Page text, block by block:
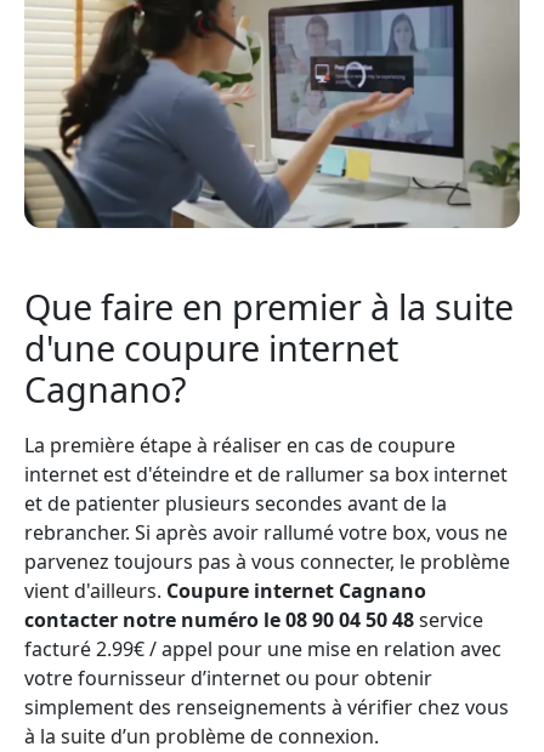
Que faire en premier à la suite
d'une coupure internet
Cagnano?
La première étape à réaliser en cas de coupure
internet est d'éteindre et de rallumer sa box internet
et de patienter plusieurs secondes avant de la
rebrancher. Si après avoir rallumé votre box, vous ne
parvenez toujours pas à vous connecter, le problème
vient d'ailleurs. Coupure internet Cagnano
contacter notre numéro le 08 90 04 50 48service
facturé 2.99€ / appel pour une mise en relation avec
votre fournisseur d’internet ou pour obtenir
simplement des renseignements à vérifier chez vous
à la suite d’un problème de connexion.